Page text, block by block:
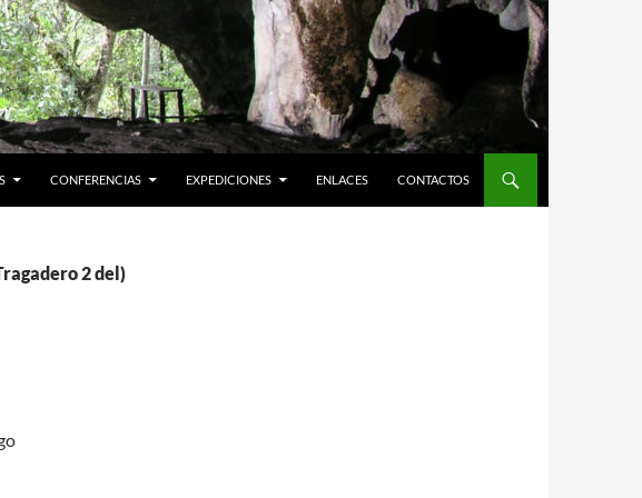
CONFERENCIAS EXPEDICIONES ENLACES CONTACTOS
2 del)